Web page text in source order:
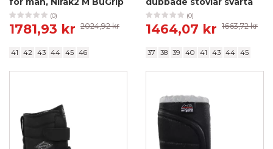
(0)
1781,93 kr 2024,92 kr
41 42 43 44 45 46
(0)
1464,07 kr 1663,72 kr
37 38 39 40 41 43 44 45